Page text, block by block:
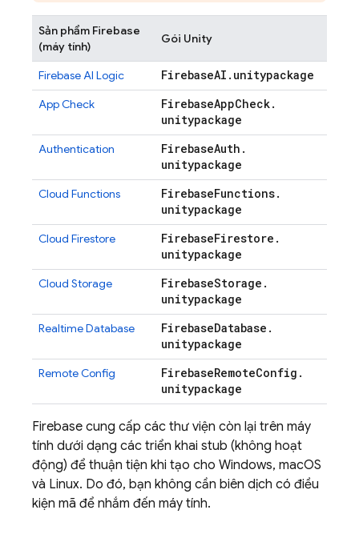
Sản phẩm Firebase
(máy tính)
Gói Unity
Firebase AI Logic FirebaseAI . unitypackage
App Check FirebaseAppCheck.
unitypackage
Authentication FirebaseAuth .
unitypackage
Cloud Functions FirebaseFunctions.
unitypackage
Cloud Firestore FirebaseFirestore .
unitypackage
Cloud Storage FirebaseStorage .
unitypackage
Realtime Database FirebaseDatabase .
unitypackage
Remote Config FirebaseRemoteConfig .
unitypackage
Firebase cung cấp các thư viện còn lại trên máy
tính dưới dạng các triển khai stub (không hoạt
động) để thuận tiện khi tạo cho Windows, macOS
và Linux. Do đó, bạn không cần biên dịch có điều
kiện mã để nhắm đến máy tính.